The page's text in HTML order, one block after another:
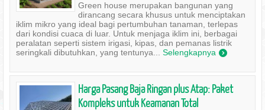
Green house merupakan bangunan yang
dirancang secara khusus untuk menciptakan
iklim mikro yang ideal bagi pertumbuhan tanaman, terlepas
dari kondisi cuaca di luar. Untuk menjaga iklim ini, berbagai
peralatan seperti sistem irigasi, kipas, dan pemanas listrik
seringkali dibutuhkan, yang tentunya... Selengkapnya )
Harga Pasang Baja Ringan plus Atap: Paket
Kompleks untuk Keamanan Total